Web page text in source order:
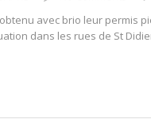
avec brio leur permis
dans les rues de St